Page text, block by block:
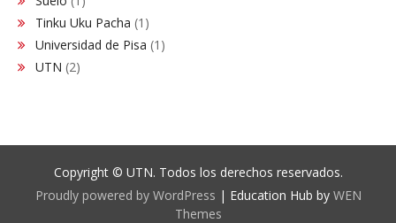
Tinku Uku Pacha (1)
Universidad de Pisa (1)
UTN (2)
Copyright © UTN. Todos los derechos reservados.
Proudly powered by WordPress | Education Hub by WEN
Themes